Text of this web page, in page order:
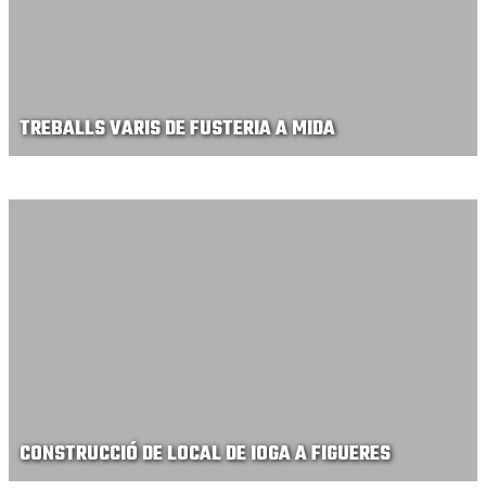
TREBALLS VARIS DE FUSTERIA A MIDA
CONSTRUCCIÓ DE LOCAL DE IOGA A FIGUERES